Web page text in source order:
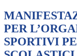
PER
SPORTIVI